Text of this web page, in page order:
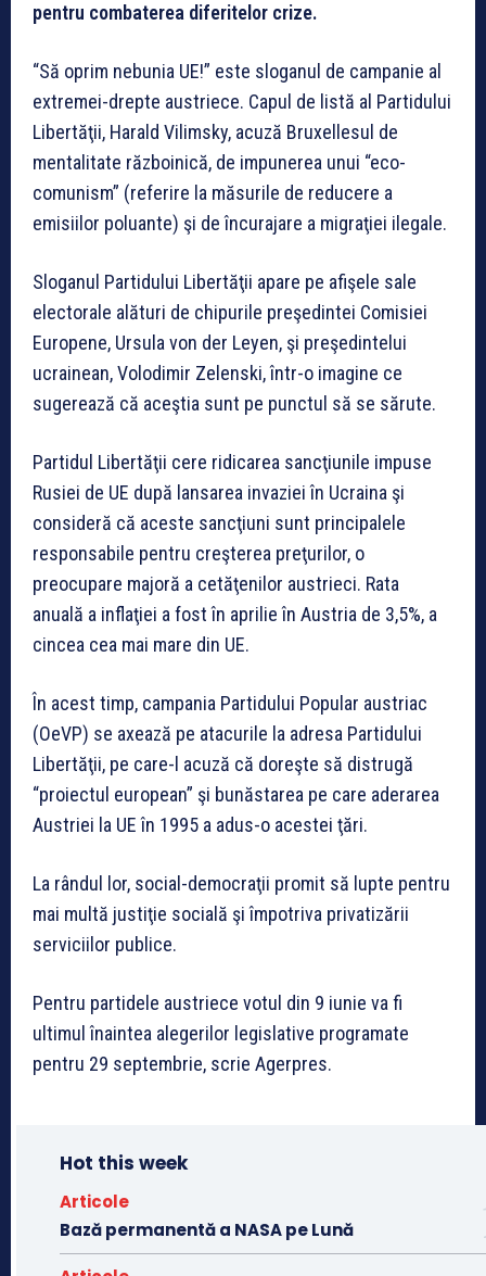
pentru combaterea diferitelor crize.
“Să oprim nebunia UE!” este sloganul de campanie al
extremei-drepte austriece. Capul de listă al Partidului
Libertăţii, Harald Vilimsky, acuză Bruxellesul de
mentalitate războinică, de impunerea unui “eco-
comunism” (referire la măsurile de reducere a
emisiilor poluante) şi de încurajare a migraţiei ilegale.
Sloganul Partidului Libertăţii apare pe afişele sale
electorale alături de chipurile preşedintei Comisiei
Europene, Ursula von der Leyen, şi preşedintelui
ucrainean, Volodimir Zelenski, într-o imagine ce
sugerează că aceştia sunt pe punctul să se sărute.
Partidul Libertăţii cere ridicarea sancţiunile impuse
Rusiei de UE după lansarea invaziei în Ucraina şi
consideră că aceste sancţiuni sunt principalele
responsabile pentru creşterea preţurilor, o
preocupare majoră a cetăţenilor austrieci. Rata
anuală a inflaţiei a fost în aprilie în Austria de 3,5%, a
cincea cea mai mare din UE.
În acest timp, campania Partidului Popular austriac
(OeVP) se axează pe atacurile la adresa Partidului
Libertăţii, pe care-l acuză că doreşte să distrugă
“proiectul european” şi bunăstarea pe care aderarea
Austriei la UE în 1995 a adus-o acestei ţări.
La rândul lor, social-democraţii promit să lupte pentru
mai multă justiţie socială şi împotriva privatizării
serviciilor publice.
Pentru partidele austriece votul din 9 iunie va fi
ultimul înaintea alegerilor legislative programate
pentru 29 septembrie, scrie Agerpres.
Hot this week
Articole
Bază permanentă a NASA pe Lună